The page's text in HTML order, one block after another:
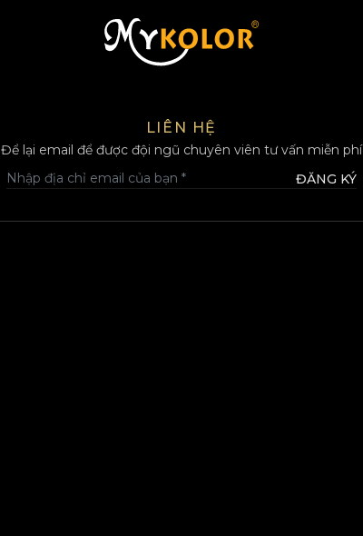
MYKOLOR
LIÊN HỆ
Để lại email để được đội ngũ chuyên viên tư vấn miễn phí
ĐĂNG KÝ